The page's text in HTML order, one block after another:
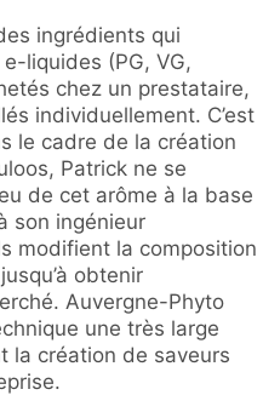
ingrédients qui
liquides (PG, VG,
chez un prestataire,
individuellement. C’est
le cadre de la création
Patrick ne se
de cet arôme à la base
son ingénieur
modifient la composition
obtenir
Auvergne-Phyto
une très large
la création de saveurs